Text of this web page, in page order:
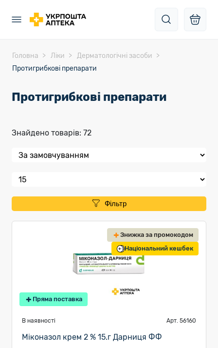
Головна Ліки
Дерматологічні засоби
Протигрибкові препарати
Протигрибкові препарати
Знайдено товарів: 72
Фільтр
Знижка за промокодом
Національний кешбек
Пряма поставка
В наявності Арт. 56160
Міконазол крем 2 % 15.г Дарниця ФФ